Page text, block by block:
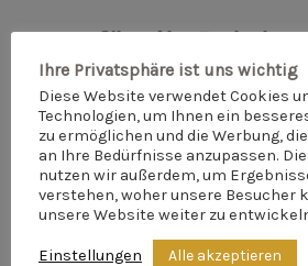
für die
3 Stunden, ca.
auf Minijob-
1-2 x pro
oder nach
Ihre Privatsphäre ist uns wichtig
Diese Website verwendet Cookies
Technologien, um Ihnen ein
zu ermöglichen und die Werbung,
an Ihre Bedürfnisse anzupassen.
nutzen wir außerdem, um
verstehen, woher unsere Besucher
unsere Website weiter zu
Einstellungen Alle akzeptieren